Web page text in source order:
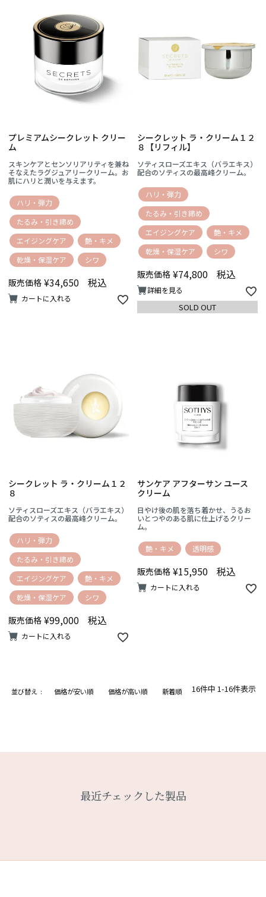
スキンケアとセンソリアリティを兼ね
そなえたラグジュアリークリーム。お
肌にハリと潤いを与えます。
プレミアムシークレット クリー
ム
ハリ・弾力
たるみ・引き締め
エイジングケア
艶・キメ
乾燥・保湿ケア
シワ
販売価格 ¥34,650 税込
カートに入れる
ソティスローズエキス（バラエキス）
配合のソティスの最高峰クリーム。
シークレット ラ・クリーム１２
８【リフィル】
ハリ・弾力
たるみ・引き締め
エイジングケア
艶・キメ
乾燥・保湿ケア
シワ
販売価格 ¥74,800 税込
詳細を見る
SOLD OUT
ソティスローズエキス（バラエキス）
配合のソティスの最高峰クリーム。
シークレット ラ・クリーム１２
８
ハリ・弾力
たるみ・引き締め
エイジングケア
艶・キメ
乾燥・保湿ケア
シワ
販売価格 ¥99,000 税込
カートに入れる
日やけ後の肌を落ち着かせ、うるお
いとつやのある肌に仕上げるクリー
ム。
サンケア アフターサン ユース
クリーム
艶・キメ 透明感
販売価格 ¥15,950 税込
カートに入れる
並び替え 価格が安い順 価格が高い順 新着順 16件中 1-16件表示
最近チェックした製品